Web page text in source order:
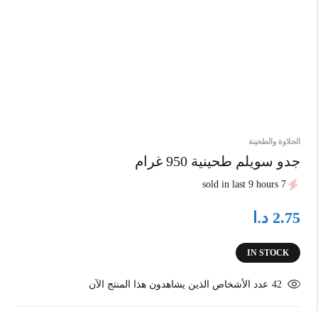
الحلاوة والطحينة
جدو سويلم طحينية 950 غرام
7 sold in last 9 hours
2.75 د.ا
IN STOCK
42 عدد الأشخاص الذين يشاهدون هذا المنتج الآن